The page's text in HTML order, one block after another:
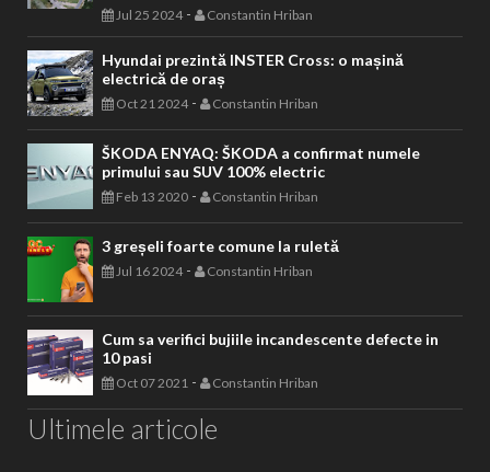
Jul 25 2024- Constantin Hriban
Hyundai prezintă INSTER Cross: o mașină
electrică de oraș
Oct 21 2024- Constantin Hriban
ŠKODA ENYAQ: ŠKODA a confirmat numele
primului sau SUV 100% electric
Feb 13 2020 - Constantin Hriban
3 greșeli foarte comune la ruletă
Jul 16 2024- Constantin Hriban
Cum sa verifici bujiile incandescente defecte in
10 pasi
Oct 07 2021 - Constantin Hriban
Ultimele articole